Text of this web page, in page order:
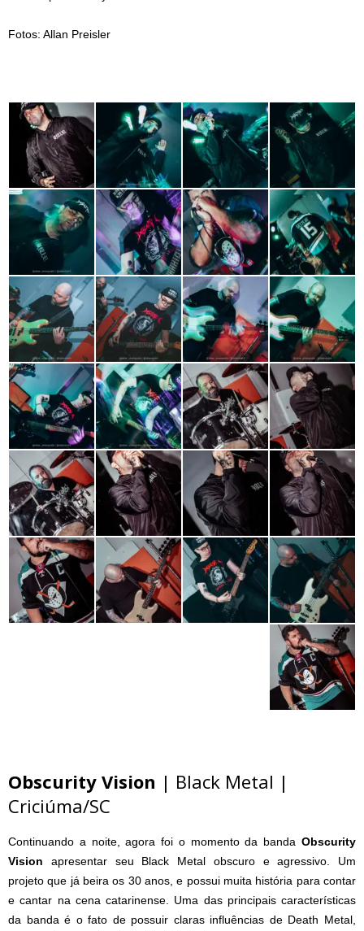
Fotos: Allan Preisler
Obscurity Vision | Black Metal |
Criciúma/SC
Continuando a noite, agora foi o momento da banda Obscurity
Vision apresentar seu Black Metal obscuro e agressivo. Um
projeto que já beira os 30 anos, e possui muita história para contar
e cantar na cena catarinense. Uma das principais características
da banda é o fato de possuir claras influências de Death Metal,